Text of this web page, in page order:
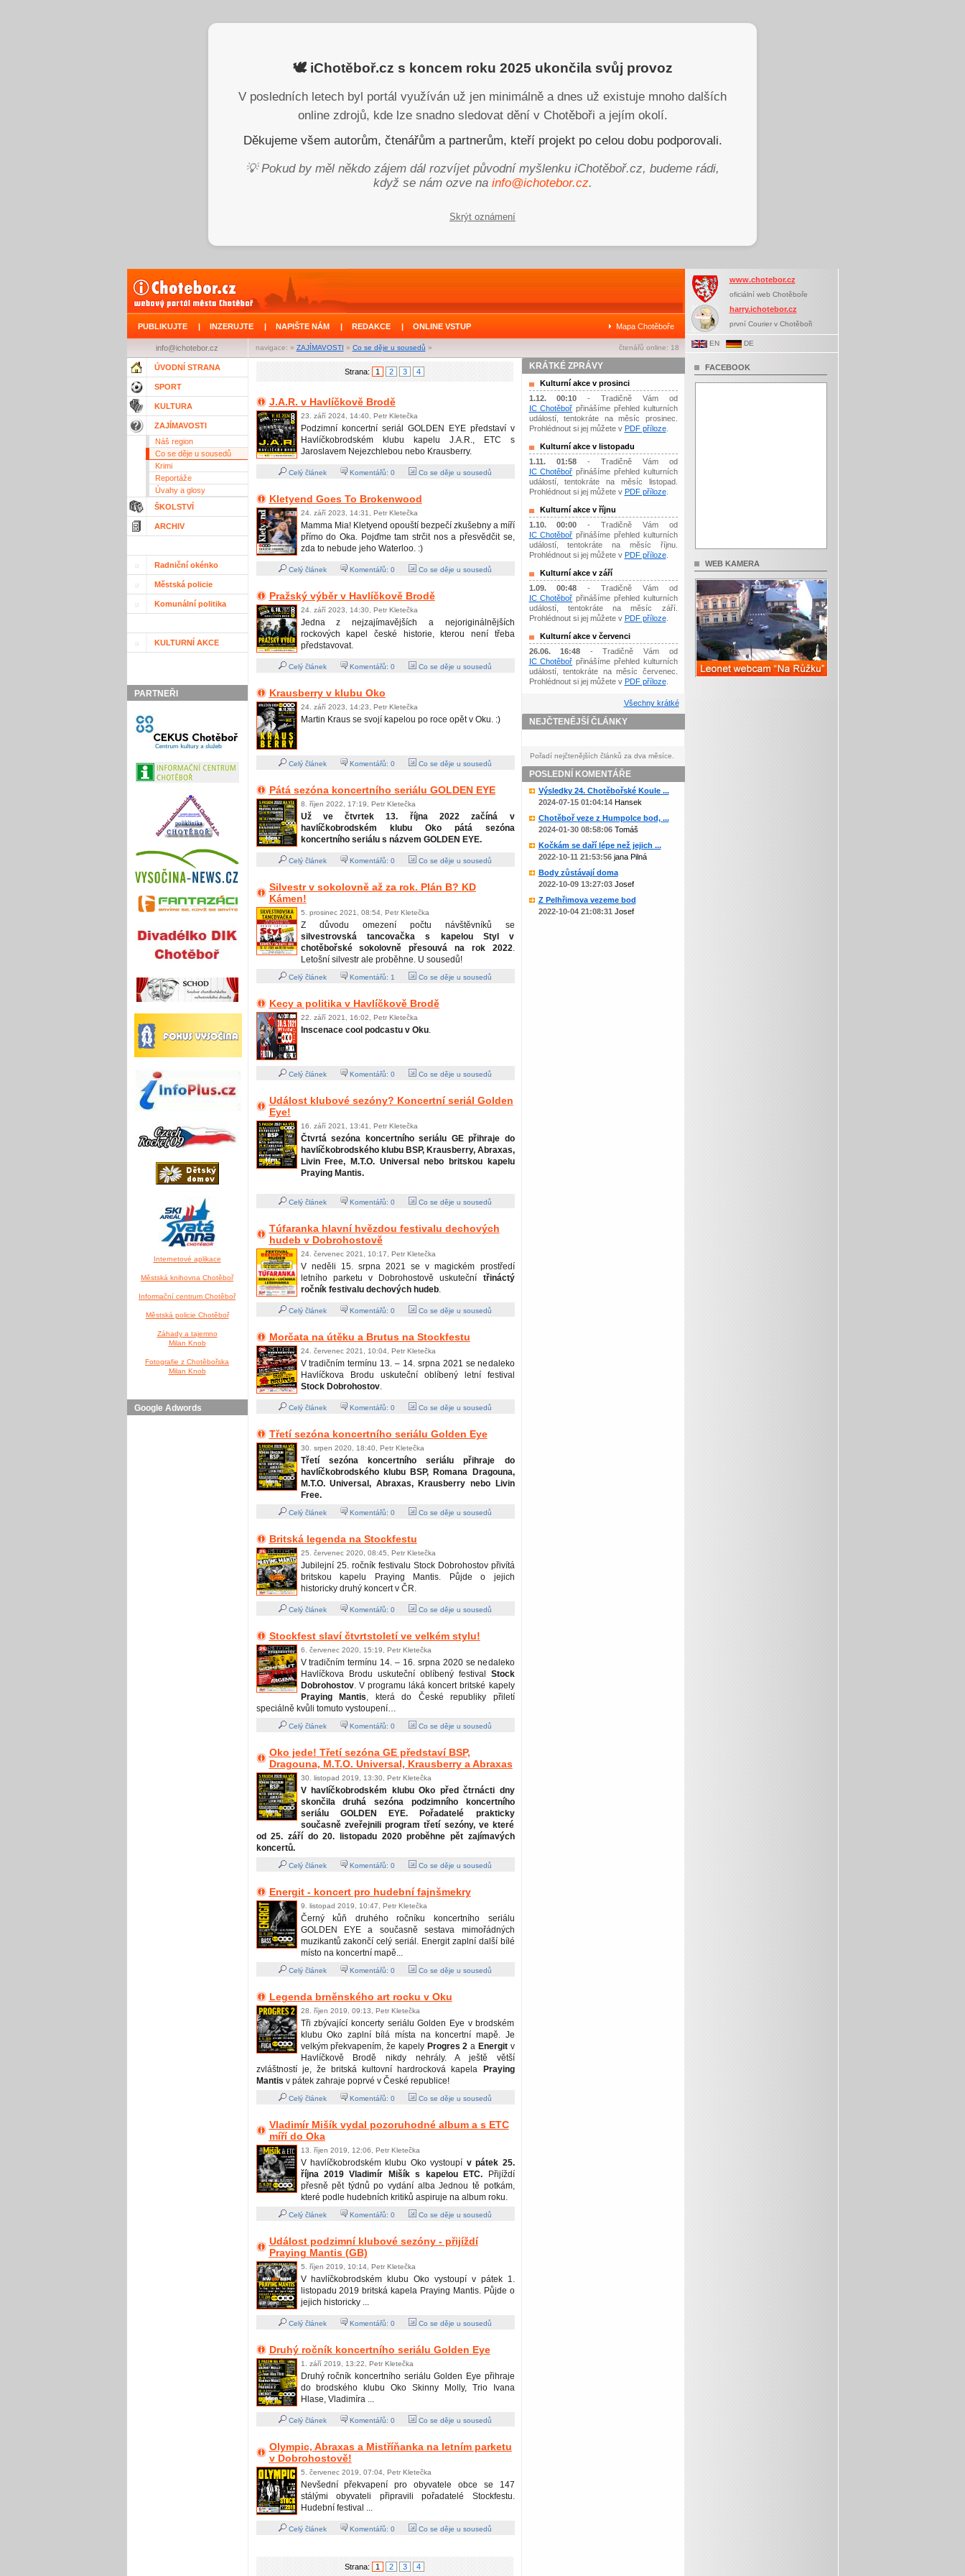
🕊️ iChotěboř.cz s koncem roku 2025 ukončila svůj provoz
V posledních letech byl portál využíván už jen minimálně a dnes už existuje mnoho dalších
online zdrojů, kde lze snadno sledovat dění v Chotěboři a jejím okolí.
Děkujeme všem autorům, čtenářům a partnerům, kteří projekt po celou dobu podporovali.
💡 Pokud by měl někdo zájem dál rozvíjet původní myšlenku iChotěboř.cz, budeme rádi,
když se nám ozve na info@ichotebor.cz.
Skrýt oznámení
PUBLIKUJTE | INZERUJTE | NAPIŠTE NÁM | REDAKCE | ONLINE VSTUP Mapa Chotěboře
navigace: » ZAJÍMAVOSTI » Co se děje u sousedů » čtenářů online: 18
info@ichotebor.cz
ÚVODNÍ STRANA
SPORT
KULTURA
ZAJÍMAVOSTI
Náš region
Co se děje u sousedů
Krimi
Reportáže
Úvahy a glosy
ŠKOLSTVÍ
ARCHIV
Radniční okénko
Městská policie
Komunální politika
KULTURNÍ AKCE
PARTNEŘI
Internetové aplikace
Městská knihovna Chotěboř
Informační centrum Chotěboř
Městská policie Chotěboř
Záhady a tajemno
Milan Knob
Fotografie z Chotěbořska
Milan Knob
Google Adwords
Strana: 1 2 3 4
J.A.R. v Havlíčkově Brodě
23. září 2024, 14:40, Petr Kletečka
Podzimní koncertní seriál GOLDEN EYE představí v
Havlíčkobrodském klubu kapelu J.A.R., ETC s
Jaroslavem Nejezchlebou nebo Krausberry.
Celý článek Komentářů: 0 Co se děje u sousedů
Kletyend Goes To Brokenwood
24. září 2023, 14:31, Petr Kletečka
Mamma Mia! Kletyend opouští bezpečí zkušebny a míří
přímo do Oka. Pojďme tam strčit nos a přesvědčit se,
zda to nebude jeho Waterloo. :)
Celý článek Komentářů: 0 Co se děje u sousedů
Pražský výběr v Havlíčkově Brodě
24. září 2023, 14:30, Petr Kletečka
Jedna z nejzajímavějších a nejoriginálnějších
rockových kapel české historie, kterou není třeba
představovat.
Celý článek Komentářů: 0 Co se děje u sousedů
Krausberry v klubu Oko
24. září 2023, 14:23, Petr Kletečka
Martin Kraus se svojí kapelou po roce opět v Oku. :)
Celý článek Komentářů: 0 Co se děje u sousedů
Pátá sezóna koncertního seriálu GOLDEN EYE
8. říjen 2022, 17:19, Petr Kletečka
Už ve čtvrtek 13. října 2022 začíná v
havlíčkobrodském klubu Oko pátá sezóna
koncertního seriálu s názvem GOLDEN EYE.
Celý článek Komentářů: 0 Co se děje u sousedů
Silvestr v sokolovně až za rok. Plán B? KD
Kámen!
5. prosinec 2021, 08:54, Petr Kletečka
Z důvodu omezení počtu návštěvníků se
silvestrovská tancovačka s kapelou Styl v
chotěbořské sokolovně přesouvá na rok 2022.
Letošní silvestr ale proběhne. U sousedů!
Celý článek Komentářů: 1 Co se děje u sousedů
Kecy a politika v Havlíčkově Brodě
22. září 2021, 16:02, Petr Kletečka
Inscenace cool podcastu v Oku.
Celý článek Komentářů: 0 Co se děje u sousedů
Událost klubové sezóny? Koncertní seriál Golden
Eye!
16. září 2021, 13:41, Petr Kletečka
Čtvrtá sezóna koncertního seriálu GE přihraje do
havlíčkobrodského klubu BSP, Krausberry, Abraxas,
Livin Free, M.T.O. Universal nebo britskou kapelu
Praying Mantis.
Celý článek Komentářů: 0 Co se děje u sousedů
Túfaranka hlavní hvězdou festivalu dechových
hudeb v Dobrohostově
24. červenec 2021, 10:17, Petr Kletečka
V neděli 15. srpna 2021 se v magickém prostředí
letního parketu v Dobrohostově uskuteční třináctý
ročník festivalu dechových hudeb.
Celý článek Komentářů: 0 Co se děje u sousedů
Morčata na útěku a Brutus na Stockfestu
24. červenec 2021, 10:04, Petr Kletečka
V tradičním termínu 13. – 14. srpna 2021 se nedaleko
Havlíčkova Brodu uskuteční oblíbený letní festival
Stock Dobrohostov.
Celý článek Komentářů: 0 Co se děje u sousedů
Třetí sezóna koncertního seriálu Golden Eye
30. srpen 2020, 18:40, Petr Kletečka
Třetí sezóna koncertního seriálu přihraje do
havlíčkobrodského klubu BSP, Romana Dragouna,
M.T.O. Universal, Abraxas, Krausberry nebo Livin
Free.
Celý článek Komentářů: 0 Co se děje u sousedů
Britská legenda na Stockfestu
25. červenec 2020, 08:45, Petr Kletečka
Jubilejní 25. ročník festivalu Stock Dobrohostov přivítá
britskou kapelu Praying Mantis. Půjde o jejich
historicky druhý koncert v ČR.
Celý článek Komentářů: 0 Co se děje u sousedů
Stockfest slaví čtvrtstoletí ve velkém stylu!
6. červenec 2020, 15:19, Petr Kletečka
V tradičním termínu 14. – 16. srpna 2020 se nedaleko
Havlíčkova Brodu uskuteční oblíbený festival Stock
Dobrohostov. V programu láká koncert britské kapely
Praying Mantis, která do České republiky přiletí
speciálně kvůli tomuto vystoupení…
Celý článek Komentářů: 0 Co se děje u sousedů
Oko jede! Třetí sezóna GE představí BSP,
Dragouna, M.T.O. Universal, Krausberry a Abraxas
30. listopad 2019, 13:30, Petr Kletečka
V havlíčkobrodském klubu Oko před čtrnácti dny
skončila druhá sezóna podzimního koncertního
seriálu GOLDEN EYE. Pořadatelé prakticky
současně zveřejnili program třetí sezóny, ve které
od 25. září do 20. listopadu 2020 proběhne pět zajímavých
koncertů.
Celý článek Komentářů: 0 Co se děje u sousedů
Energit - koncert pro hudební fajnšmekry
9. listopad 2019, 10:47, Petr Kletečka
Černý kůň druhého ročníku koncertního seriálu
GOLDEN EYE a současně sestava mimořádných
muzikantů zakončí celý seriál. Energit zaplní další bílé
místo na koncertní mapě...
Celý článek Komentářů: 0 Co se děje u sousedů
Legenda brněnského art rocku v Oku
28. říjen 2019, 09:13, Petr Kletečka
Tři zbývající koncerty seriálu Golden Eye v brodském
klubu Oko zaplní bílá místa na koncertní mapě. Je
velkým překvapením, že kapely Progres 2 a Energitv
Havlíčkově Brodě nikdy nehrály. A ještě větší
zvláštností je, že britská kultovní hardrocková kapela
Praying
Mantis v pátek zahraje poprvé v České republice!
Celý článek Komentářů: 0 Co se děje u sousedů
Vladimír Mišík vydal pozoruhodné album a s ETC
míří do Oka
13. říjen 2019, 12:06, Petr Kletečka
V havlíčkobrodském klubu Oko vystoupí v pátek 25.
října 2019 Vladimír Mišík s kapelou ETC. Přijíždí
přesně pět týdnů po vydání alba Jednou tě potkám,
které podle hudebních kritiků aspiruje na album roku.
Celý článek Komentářů: 0 Co se děje u sousedů
Událost podzimní klubové sezóny - přijíždí
Praying Mantis (GB)
5. říjen 2019, 10:14, Petr Kletečka
V havlíčkobrodském klubu Oko vystoupí v pátek 1.
listopadu 2019 britská kapela Praying Mantis. Půjde o
jejich historicky ...
Celý článek Komentářů: 0 Co se děje u sousedů
Druhý ročník koncertního seriálu Golden Eye
1. září 2019, 13:22, Petr Kletečka
Druhý ročník koncertního seriálu Golden Eye přihraje
do brodského klubu Oko Skinny Molly, Trio Ivana
Hlase, Vladimíra ...
Celý článek Komentářů: 0 Co se děje u sousedů
Olympic, Abraxas a Mistříňanka na letním parketu
v Dobrohostově!
5. červenec 2019, 07:04, Petr Kletečka
Nevšední překvapení pro obyvatele obce se 147
stálými obyvateli připravili pořadatelé Stockfestu.
Hudební festival ...
Celý článek Komentářů: 0 Co se děje u sousedů
Strana: 1 2 3 4
KRÁTKÉ ZPRÁVY
Kulturní akce v prosinci
1.12. 00:10 - Tradičně Vám od
IC Chotěboř přinášíme přehled kulturních
událostí, tentokráte na měsíc prosinec.
Prohlédnout si jej můžete v PDF příloze.
Kulturní akce v listopadu
1.11. 01:58- Tradičně Vám od
IC Chotěboř přinášíme přehled kulturních
událostí, tentokráte na měsíc listopad.
Prohlédnout si jej můžete v PDF příloze.
Kulturní akce v říjnu
1.10. 00:00 - Tradičně Vám od
IC Chotěboř přinášíme přehled kulturních
událostí, tentokráte na měsíc říjnu.
Prohlédnout si jej můžete v PDF příloze.
Kulturní akce v září
1.09. 00:48 - Tradičně Vám od
IC Chotěboř přinášíme přehled kulturních
událostí, tentokráte na měsíc září.
Prohlédnout si jej můžete v PDF příloze.
Kulturní akce v červenci
26.06. 16:48 - Tradičně Vám od
IC Chotěboř přinášíme přehled kulturních
událostí, tentokráte na měsíc červenec.
Prohlédnout si jej můžete v PDF příloze.
Všechny krátké
NEJČTENĚJŠÍ ČLÁNKY
Pořadí nejčtenějších článků za dva měsíce.
POSLEDNÍ KOMENTÁŘE
Výsledky 24. Chotěbořské Koule ...
2024-07-15 01:04:14Hansek
Chotěboř veze z Humpolce bod, ...
2024-01-30 08:58:06Tomáš
Kočkám se daří lépe než jejich ...
2022-10-11 21:53:56jana Pilná
Body zůstávají doma
2022-10-09 13:27:03Josef
Z Pelhřimova vezeme bod
2022-10-04 21:08:31 Josef
www.chotebor.cz
oficiální web Chotěboře
harry.ichotebor.cz
první Courier v Chotěboři
EN DE
FACEBOOK
WEB KAMERA